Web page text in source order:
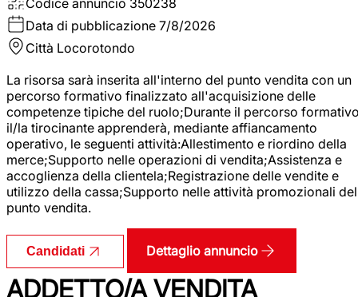
Data di pubblicazione 7/8/2026
Città Locorotondo
La risorsa sarà inserita all'interno del punto vendita con un
percorso formativo finalizzato all'acquisizione delle
competenze tipiche del ruolo;Durante il percorso
il/la tirocinante apprenderà, mediante affiancamento
operativo, le seguenti attività:Allestimento e riordino della
merce;Supporto nelle operazioni di vendita;Assistenza e
accoglienza della clientela;Registrazione delle vendite e
utilizzo della cassa;Supporto nelle attività promozionali del
punto vendita.
Candidati Dettaglio annuncio
ADDETTO/A VENDITA